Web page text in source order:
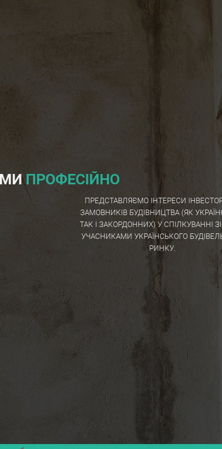
МИПРОФЕСІЙНО
ПРЕДСТАВЛЯЄМО ІНТЕРЕСИ ІНВЕСТОРІВ ТА
ЗАМОВНИКІВ БУДІВНИЦТВА (ЯК УКРАЇНСЬКИХ
ТАК І ЗАКОРДОННИХ) У СПІЛКУВАННІ ЗІ ВСІМА
УЧАСНИКАМИ УКРАЇНСЬКОГО БУДІВЕЛЬНОГО